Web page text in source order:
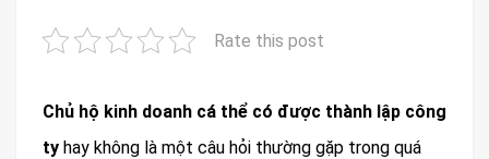
Rate this post
Chủ hộ kinh doanh cá thể có được thành lập công
ty hay không là một câu hỏi thường gặp trong quá